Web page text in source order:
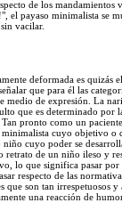
de los mandamientos
el payaso minimalista se
vacilar.
deformada es quizás
que para él las
medio de expresión. La
que es determinado por
pronto como un
cuyo objetivo o
cuyo poder se
retrato de un niño ileso y
lo que significa pasar
respecto de las
que son tan irrespetuosos
una reacción de